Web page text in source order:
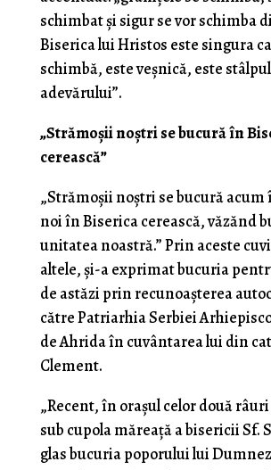
schimbat și sigur se vor schimba
Biserica lui Hristos este singura
schimbă, este veșnică, este
adevărului”.
„Strămoșii noștri se bucură în
cerească”
„Strămoșii noștri se bucură
noi în Biserica cerească, văzănd
unitatea noastră.” Prin aceste
altele, și-a exprimat bucuria
de astăzi prin recunoașterea
către Patriarhia Serbiei
de Ahrida în cuvântarea lui din
Clement.
„Recent, în orașul celor două
sub cupola măreață a bisericii Sf.
glas bucuria poporului lui